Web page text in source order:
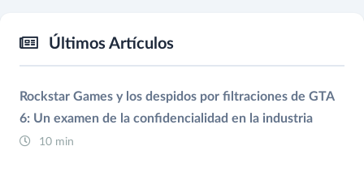
Últimos Artículos
Rockstar Games y los despidos por filtraciones de GTA
6: Un examen de la confidencialidad en la industria
10 min